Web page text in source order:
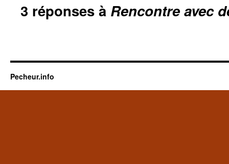
3 réponses à Rencontre avec
Pecheur.info